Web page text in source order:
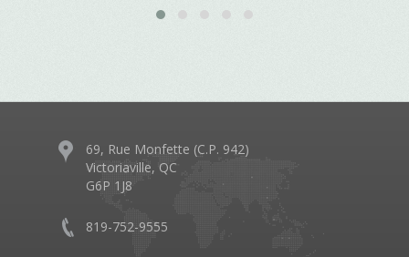
69, Rue Monfette (C.P. 942)
Victoriaville, QC
G6P 1J8
819-752-9555